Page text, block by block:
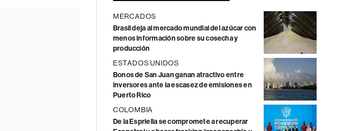
MERCADOS
Brasil deja al mercado mundial del azúcar con
menos información sobre su cosecha y
producción
ESTADOS UNIDOS
Bonos de San Juan ganan atractivo entre
inversores ante la escasez de emisiones en
Puerto Rico
COLOMBIA
De la Espriella se compromete a recuperar